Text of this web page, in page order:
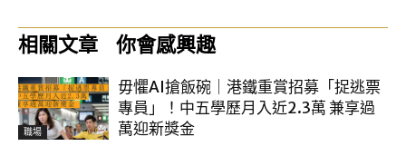
相關文章 你會感興趣
職場
毋懼AI搶飯碗｜港鐵重賞招募「捉逃票
專員」！中五學歷月入近2.3萬 兼享過
萬迎新獎金